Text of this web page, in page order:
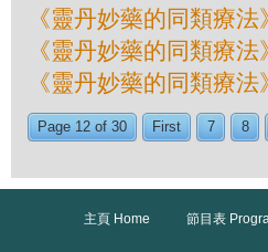
《靈丹妙藥的同類療
《靈丹妙藥的同類療
《靈丹妙藥的同類療
Page 12 of 30 First 7 8
主頁 Home 節目表